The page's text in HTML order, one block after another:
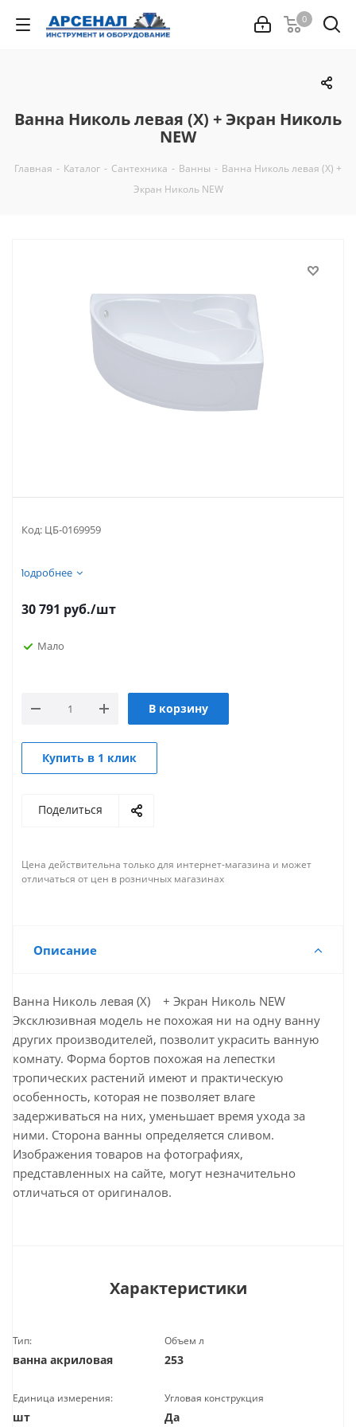
0
Ванна Николь левая (Х) + Экран Николь
NEW
Главная - Каталог - Сантехника - Ванны - Ванна Николь левая (Х) +
Экран Николь NEW
Код: ЦБ-0169959
Подробнее
30 791 руб./шт
Мало
В корзину
Купить в 1 клик
Поделиться
Цена действительна только для интернет-магазина и может
отличаться от цен в розничных магазинах
Описание
Ванна Николь левая (Х) + Экран Николь NEW
Эксклюзивная модель не похожая ни на одну ванну
других производителей, позволит украсить ванную
комнату. Форма бортов похожая на лепестки
тропических растений имеют и практическую
особенность, которая не позволяет влаге
задерживаться на них, уменьшает время ухода за
ними. Сторона ванны определяется сливом.
Изображения товаров на фотографиях,
представленных на сайте, могут незначительно
отличаться от оригиналов.
Характеристики
Тип:
ванна акриловая
Объем л
253
Единица измерения:
шт
Угловая конструкция
Да